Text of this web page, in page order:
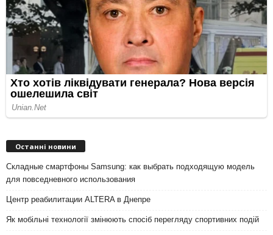
Останні новини
Складные смартфоны Samsung: как выбрать подходящую модель
для повседневного использования
Центр реабилитации ALTERA в Днепре
Як мобільні технології змінюють спосіб перегляду спортивних подій